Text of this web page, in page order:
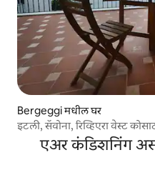
Bergeggi मधील घर
इटली, सॅवोना, रिव्हिएरा वेस्ट
एअर कंडिशनिंग